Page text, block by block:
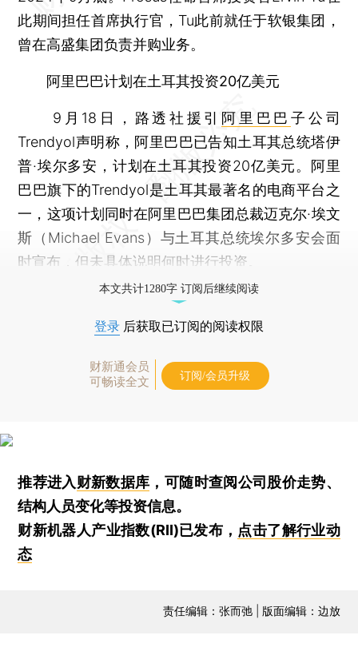
此期间担任首席执行官，Tu此前就任于软银集团，
曾在高盛集团负责并购业务。
阿里巴巴计划在土耳其投资20亿美元
9月18日，路透社援引 阿里巴巴子公司
Trendyol声明称，阿里巴巴已告知土耳其总统塔伊
普·埃尔多安，计划在土耳其投资20亿美元。阿里
巴巴旗下的Trendyol是土耳其最著名的电商平台之
一，这项计划同时在阿里巴巴集团总裁迈克尔·埃文
斯（Michael Evans）与土耳其总统埃尔多安会面
时宣布，但未具体说明何时进行投资。
本文共计1280字 订阅后继续阅读
登录 后获取已订阅的阅读权限
财新通会员
可畅读全文
订阅/会员升级
推荐进入财新数据库 ，可随时查阅公司股价走势、
结构人员变化等投资信息。
财新机器人产业指数(RII)已发布， 点击了解行业动
态
责任编辑：张而弛 | 版面编辑：边放